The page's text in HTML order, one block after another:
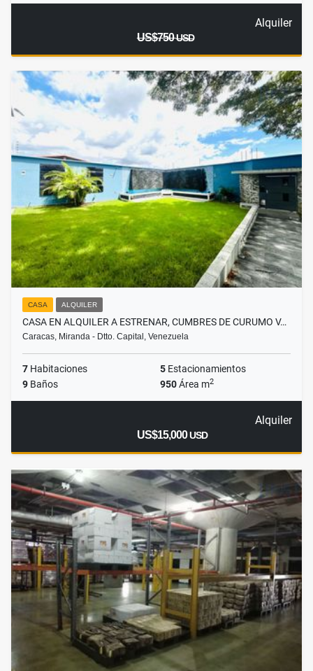
Alquiler
US$750USD
CASA ALQUILER
CASA EN ALQUILER A ESTRENAR, CUMBRES DE CURUMO V…
Caracas, Miranda - Dtto. Capital, Venezuela
7 Habitaciones 5 Estacionamientos
9 Baños 950Área m2
Alquiler
US$15,000USD